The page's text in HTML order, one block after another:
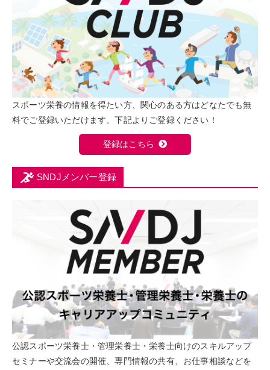
スポーツ栄養の情報を得たい方、関心のある方はどなたでも無
料でご登録いただけます。下記よりご登録ください！
登録はこちら
SNDJメンバー登録
公認スポーツ栄養士・管理栄養士・栄養士向けのスキルアップ
セミナーや交流会の開催、専門情報の共有、お仕事相談などを